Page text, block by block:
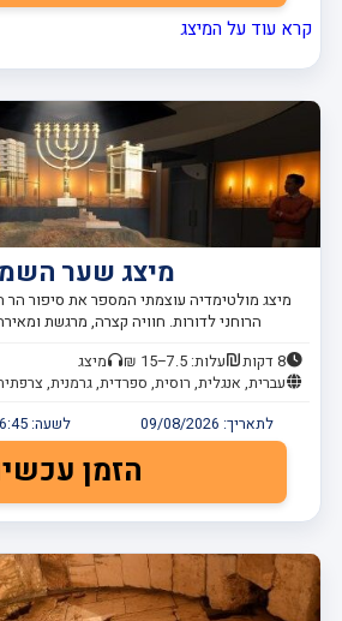
קרא עוד על המיצג
מיצג שער
מיצג מולטימדיה עוצמתי המספר את סיפור
הרוחני לדורות. חוויה קצרה, מרגשת
8 דקות עלות: 7.5–15 ₪
מיצג
עברית, אנגלית, רוסית, ספרדית, גרמנית,
לתאריך: 09/08/2026 לשעה:
הזמן